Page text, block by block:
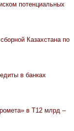
потенциальных
Казахстана по
в банках
в Т12 млрд –